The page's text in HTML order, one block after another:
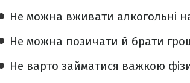
Не можна вживати алкогольні
Не можна позичати й брати
Не варто займатися важкою